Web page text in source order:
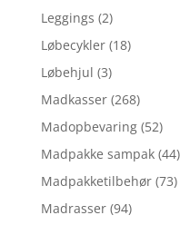
Leggings (2)
Løbecykler (18)
Løbehjul (3)
Madkasser (268)
Madopbevaring (52)
Madpakke sampak (44)
Madpakketilbehør (73)
Madrasser (94)